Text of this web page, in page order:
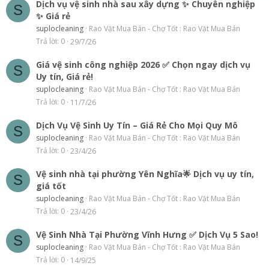
S
Dịch vụ vệ sinh nhà sau xây dựng ✨ Chuyên nghiệp
✨ Giá rẻ
suplocleaning Rao Vặt Mua Bán - Chợ Tốt : Rao Vặt Mua Bán
Trả lời 0 29/7/26
S
Giá vệ sinh công nghiệp 2026 ✅ Chọn ngay dịch vụ
Uy tín, Giá rẻ!
suplocleaning Rao Vặt Mua Bán - Chợ Tốt : Rao Vặt Mua Bán
Trả lời 0 11/7/26
S Dịch Vụ Vệ Sinh Uy Tín – Giá Rẻ Cho Mọi Quy Mô
suplocleaning Rao Vặt Mua Bán - Chợ Tốt : Rao Vặt Mua Bán
Trả lời 0 23/4/26
S
Vệ sinh nhà tại phường Yên Nghĩa🌟 Dịch vụ uy tín,
giá tốt
suplocleaning Rao Vặt Mua Bán - Chợ Tốt : Rao Vặt Mua Bán
Trả lời 0 23/4/26
S Vệ Sinh Nhà Tại Phường Vĩnh Hưng ✅ Dịch Vụ 5 Sao!
suplocleaning Rao Vặt Mua Bán - Chợ Tốt : Rao Vặt Mua Bán
Trả lời 0 14/9/25